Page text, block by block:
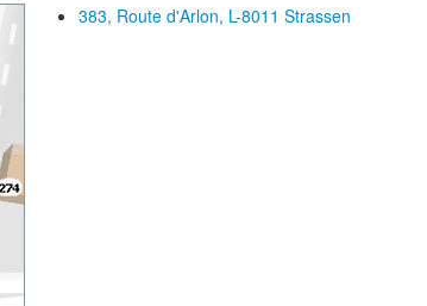
383, Route d'Arlon, L-8011 Strassen